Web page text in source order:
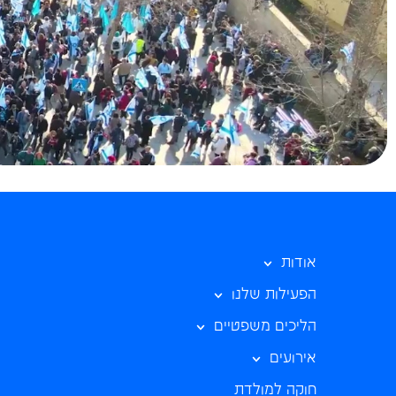
אודות
הפעילות שלנו
הליכים משפטיים
אירועים
חוקה למולדת